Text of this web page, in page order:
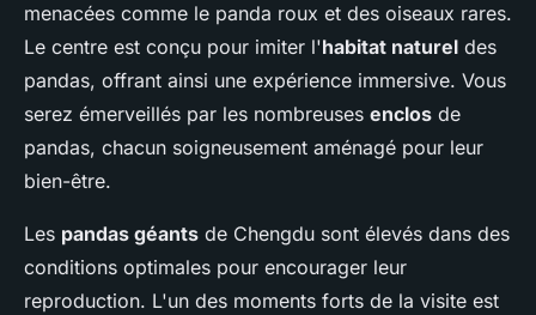
menacées comme le panda roux et des oiseaux rares.
Le centre est conçu pour imiter l'habitat naturel des
pandas, offrant ainsi une expérience immersive. Vous
serez émerveillés par les nombreuses enclos de
pandas, chacun soigneusement aménagé pour leur
bien-être.
Les pandas géants de Chengdu sont élevés dans des
conditions optimales pour encourager leur
reproduction. L'un des moments forts de la visite est